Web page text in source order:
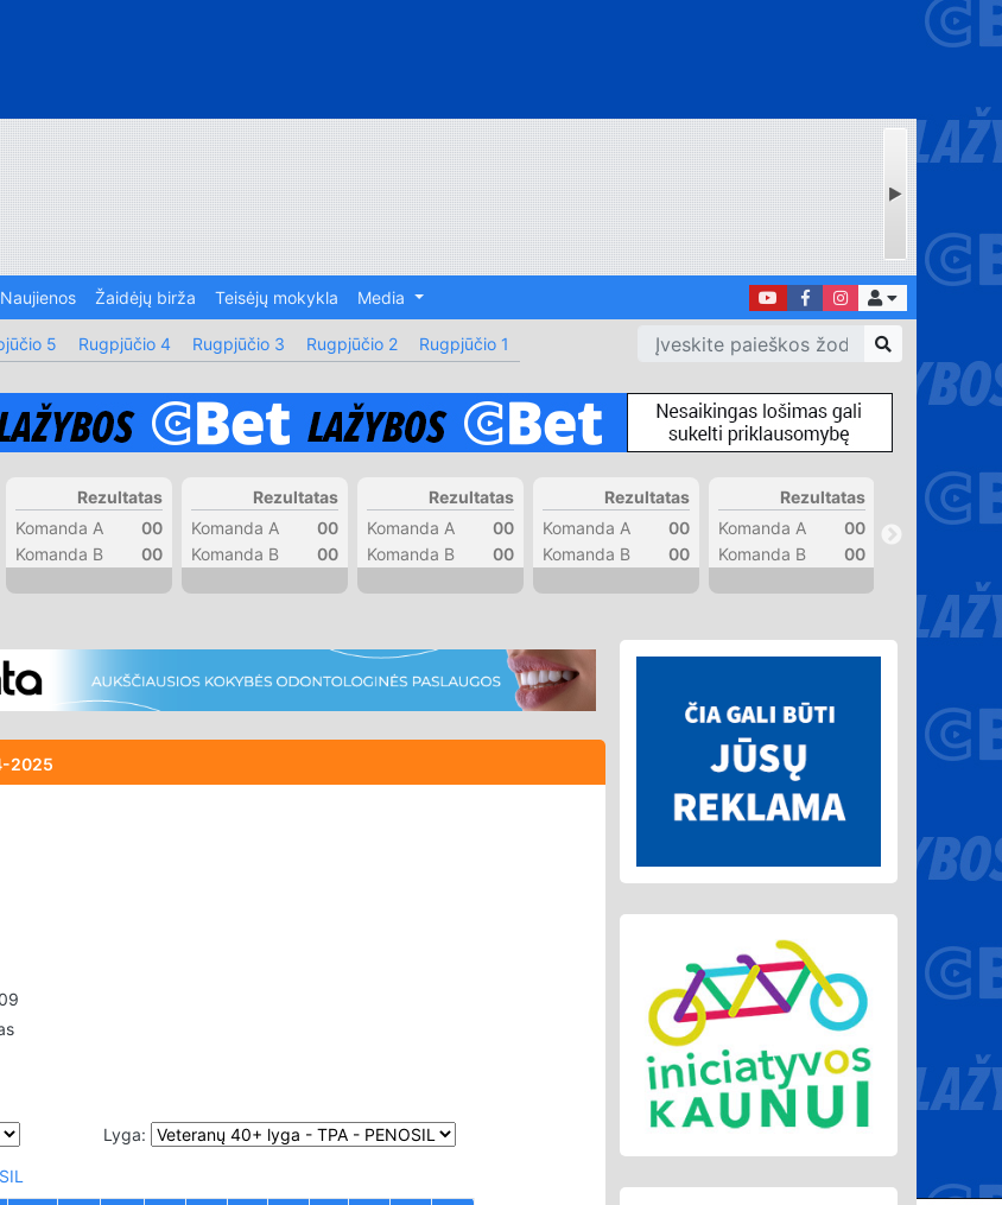
Naujienos Žaidėjų birža Teisėjų mokykla Media
5 Rugpjūčio 4 Rugpjūčio 3 Rugpjūčio 2 Rugpjūčio 1
Rezultatas
00
Komanda A
00
Komanda B
Rezultatas
00
Komanda A
00
Komanda B
Rezultatas
00
Komanda A
00
Komanda B
Rezultatas
00
Komanda A
00
Komanda B
Rezultatas
00
Komanda A
00
Komanda B
Komanda A
2025
Lyga: